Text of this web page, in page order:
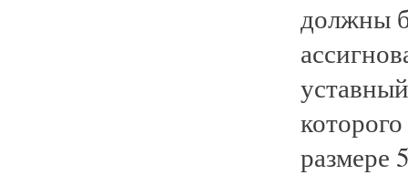
должны
размере